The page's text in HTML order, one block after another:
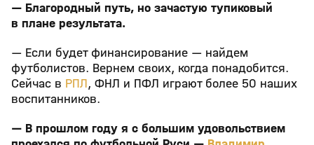
— Благородный путь, но зачастую тупиковый
в плане результата.
— Если будет финансирование — найдем
футболистов. Вернем своих, когда понадобится.
Сейчас в РПЛ, ФНЛ и ПФЛ играют более 50 наших
воспитанников.
— В прошлом году я с большим удовольствием